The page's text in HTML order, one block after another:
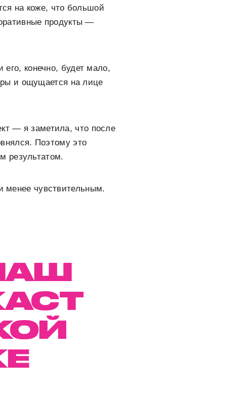
на коже, что большой
продукты —
конечно, будет мало,
и ощущается на лице
— я заметила, что после
Поэтому это
результатом.
чувствительным.